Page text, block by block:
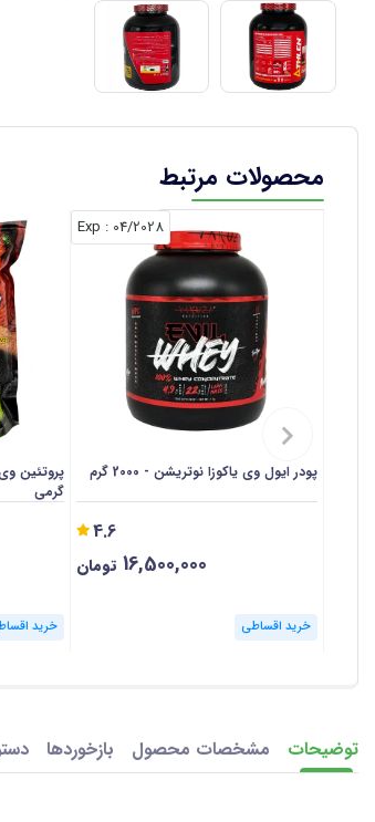
محصولات مرتبط
04/2028
: Exp
پودر ایول وی یاکوزا نوتریشن - 2000 گرم
4.6
16,500,000 تومان
خرید اقساطی
گرمی
خرید
توضیحات مشخصات محصول بازخوردها